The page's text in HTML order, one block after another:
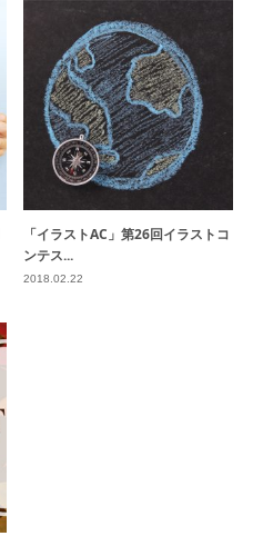
「イラストAC」第26回イラストコ
ンテス...
2018.02.22